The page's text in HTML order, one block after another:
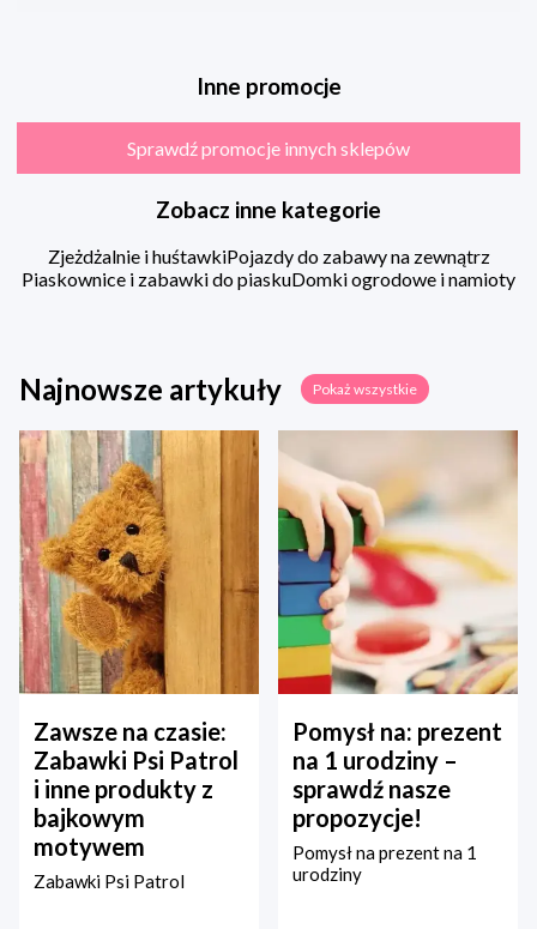
Inne promocje
Sprawdź promocje innych sklepów
Zobacz inne kategorie
Zjeżdżalnie i huśtawkiPojazdy do zabawy na zewnątrz
Piaskownice i zabawki do piaskuDomki ogrodowe i namioty
Najnowsze artykuły Pokaż wszystkie
Zawsze na czasie:
Zabawki Psi Patrol
i inne produkty z
bajkowym
motywem
Zabawki Psi Patrol
Pomysł na: prezent
na 1 urodziny –
sprawdź nasze
propozycje!
Pomysł na prezent na 1
urodziny